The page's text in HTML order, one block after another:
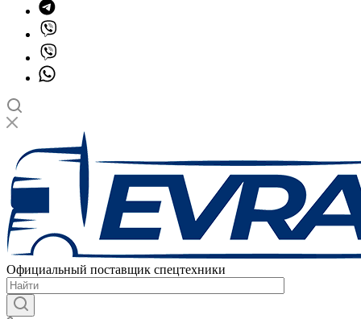
Официальный поставщик спецтехники